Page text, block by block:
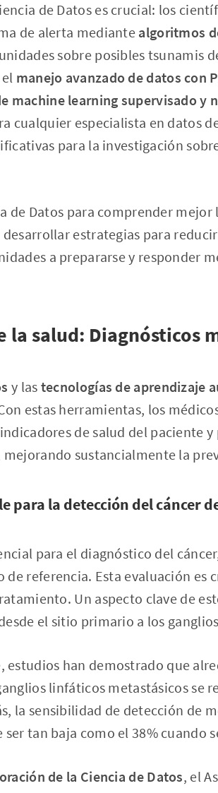
de Datos es crucial: los
de alerta mediante algoritmos
sobre posibles tsunamis
manejo avanzado de datos con
machine learning supervisado y
cualquier especialista en datos
para la investigación
de Datos para comprender
estrategias para
a prepararse y responder
la salud: Diagnósticos
y las tecnologías de aprendizaje
estas herramientas, los
de salud del paciente
mejorando sustancialmente la
para la detección del cáncer
para el diagnóstico del
referencia. Esta evaluación
Un aspecto clave de
el sitio primario a los
han demostrado que
linfáticos metastásicos se
la sensibilidad de detección de
tan baja como el 38% cuando
de la Ciencia de Datos, el